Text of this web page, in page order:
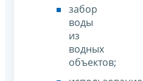
забор
воды
из
водных
объектов;